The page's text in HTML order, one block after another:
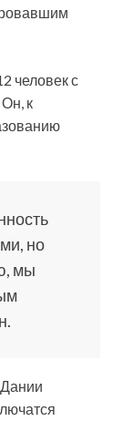
человек с
к
но
мы